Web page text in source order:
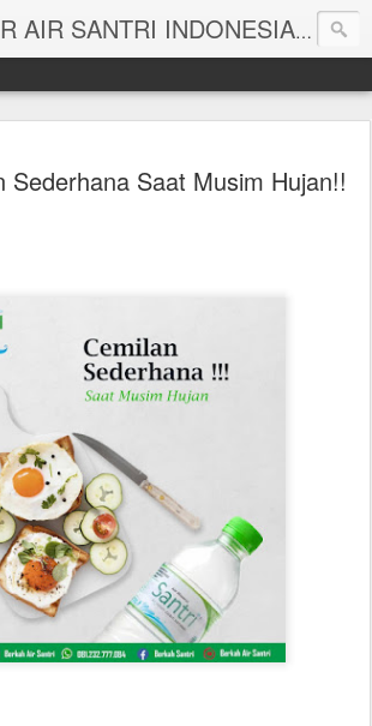
DISTRIBUTOR AIR SANTRI INDONESIA
Sederhana Saat Musim Hujan!!